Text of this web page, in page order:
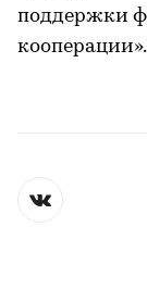
поддержки
кооперации».